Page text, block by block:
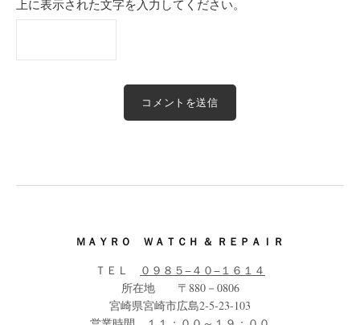
上に表示された文字を入力してください。
ＭＡＹＲＯ ＷＡＴＣＨ ＆ ＲＥＰＡＩＲ
ＴＥＬ
０９８５−４０−１６１４
所在地 〒880－0806
宮崎県宮崎市広島2-5-23-103